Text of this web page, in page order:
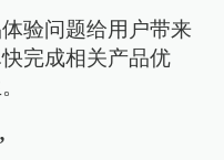
验问题给用户带来
完成相关产品优